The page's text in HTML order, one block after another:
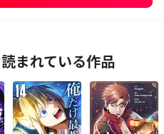
まれている作品